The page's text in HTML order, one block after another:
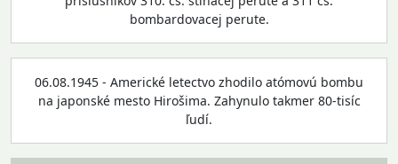
bombardovacej perute.
06.08.1945 - Americké letectvo zhodilo atómovú bombu
na japonské mesto Hirošima. Zahynulo takmer 80-tisíc
ľudí.